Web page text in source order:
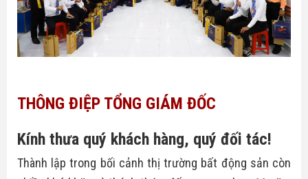
THÔNG ĐIỆP TỔNG GIÁM ĐỐC
Kính thưa quý khách hàng, quý đối tác!
Thành lập trong bối cảnh thị trường bất động sản còn